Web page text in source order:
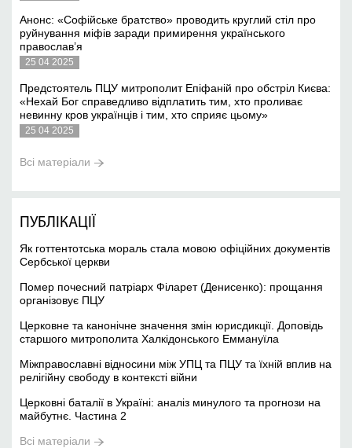
Анонс: «Софійське братство» проводить круглий стіл про
руйнування міфів заради примирення українського
православ’я
25 04 2025
Предстоятель ПЦУ митрополит Епіфаній про обстріл Києва:
«Нехай Бог справедливо відплатить тим, хто проливає
невинну кров українців і тим, хто сприяє цьому»
25 04 2025
Всі матеріали
ПУБЛІКАЦІЇ
Як готтентотська мораль стала мовою офіційних документів
Сербської церкви
Помер почесний патріарх Філарет (Денисенко): прощання
організовує ПЦУ
Церковне та канонічне значення змін юрисдикції. Доповідь
старшого митрополита Халкідонського Еммануїла
Міжправославні відносини між УПЦ та ПЦУ та їхній вплив на
релігійну свободу в контексті війни
Церковні баталії в Україні: аналіз минулого та прогнози на
майбутнє. Частина 2
Всі матеріали